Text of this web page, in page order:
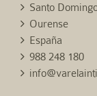
Santo
Ourense
España
988 248 180